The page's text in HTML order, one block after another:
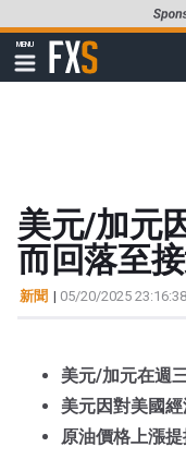
至
要
MENU
顯
示
FXStreet
美元/加元
而回落至
新聞 | 05/20/2025
美元/加元在週
美元因對美國經
原油價格上漲提